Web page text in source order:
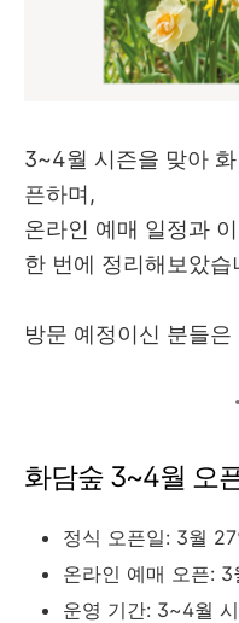
3~4월 시즌을 맞아
픈하며,
온라인 예매 일정과
한 번에 정리해보았습
방문 예정이신 분들
화담숲 3~4월 오
정식 오픈일: 3월
온라인 예매 오픈: 3
운영 기간: 3~4월